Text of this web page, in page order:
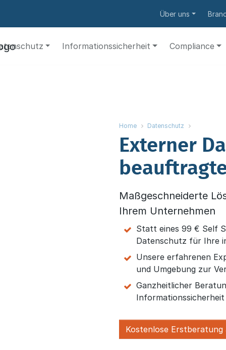
Über uns
Informationssicherheit Compliance
Home Datenschutz
Externer
Maßgeschneiderte
Ihrem Unternehmen
Statt eines 99 € Self
Datenschutz für Ihre
Unsere erfahrenen
und Umgebung zur
Ganzheitlicher
Kostenlose